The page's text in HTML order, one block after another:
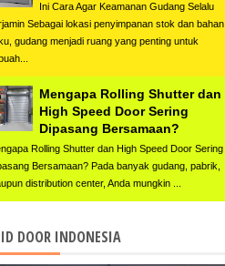
Ini Cara Agar Keamanan Gudang Selalu
Sebagai lokasi penyimpanan stok dan bahan
gudang menjadi ruang yang penting untuk
Mengapa Rolling Shutter dan
High Speed Door Sering
Dipasang Bersamaan?
Rolling Shutter dan High Speed Door Sering
Bersamaan? Pada banyak gudang, pabrik,
distribution center, Anda mungkin ...
DOOR INDONESIA